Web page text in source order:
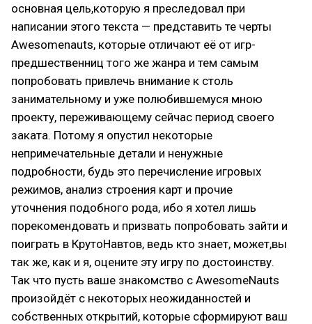
основная цель,которую я преследовал при
написании этого текста — представить те черты
Awesomenauts, которые отличают её от игр-
предшественниц того же жанра и тем самым
попробовать привлечь внимание к столь
занимательному и уже полюбившемуся мною
проекту, переживающему сейчас период своего
заката. Потому я опустил некоторые
непримечательные детали и ненужные
подробности, будь это перечисление игровых
режимов, анализ строения карт и прочие
уточнения подобного рода, ибо я хотел лишь
порекомендовать и призвать попробовать зайти и
поиграть в КрутоНавтов, ведь кто знает, может,вы
так же, как и я, оцените эту игру по достоинству.
Так что пусть ваше знакомство с AwesomeNauts
произойдёт с некоторых неожиданностей и
собственных открытий, которые сформируют ваш